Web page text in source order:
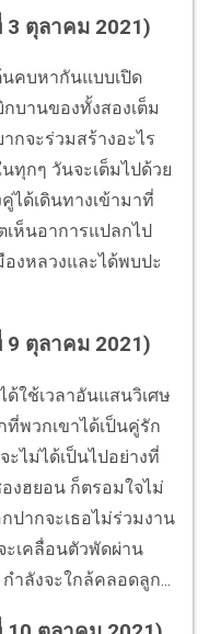
3 ตุลาคม 2021)
นคบหากันแบบเปิด
กบานของทั้งสองเต็ม
กจะร่วมสร้างอะไร
ทุกๆ วันจะเต็มไปด้วย
ได้เดินทางเข้ามาที่
เห็นอาการแปลกไป
งหลวงและได้พบปะ
9 ตุลาคม 2021)
ด้ใช้เวลาอันแสนวิเศษ
ที่พวกเขาได้เป็นคู่รัก
ไม่ได้เป็นไปอย่างที่
งฮยอน ก็ตรอมใจไม่
ปากจะเธอไม่ร่วมงาน
ะเคลื่อนตัวพัดผ่าน
ำลังจะใกล้คลอดลูก...